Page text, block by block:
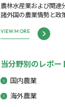
農林水産業および関連
諸外国の農業情勢と政
VIEW MORE
当分野別のレポー
国内農業
海外農業